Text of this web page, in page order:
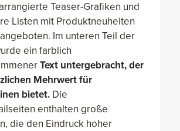
Teaser-Grafiken und
Listen mit Produktneuheiten
Im unteren Teil der
ein farblich
Text untergebracht, der
Mehrwert für
bietet. Die
enthalten große
die den Eindruck hoher